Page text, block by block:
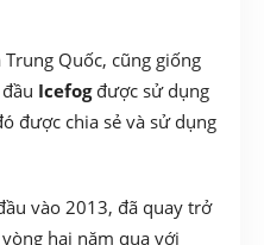
Quốc, cũng giống
Icefogđược sử dụng
được chia sẻ và sử dụng
vào 2013, đã quay trở
hai năm qua với